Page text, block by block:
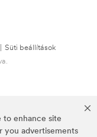
to enhance site
you advertisements
Süti beállítások